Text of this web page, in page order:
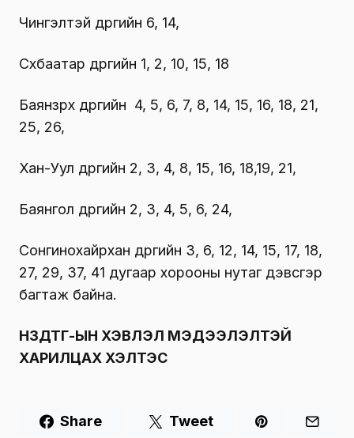
Чингэлтэй дүүргийн 6, 14,
Сүхбаатар дүүргийн 1, 2, 10, 15, 18
Баянзүрх дүүргийн 4, 5, 6, 7, 8, 14, 15, 16, 18, 21,
25, 26,
Хан-Уул дүүргийн 2, 3, 4, 8, 15, 16, 18,19, 21,
Баянгол дүүргийн 2, 3, 4, 5, 6, 24,
Сонгинохайрхан дүүргийн 3, 6, 12, 14, 15, 17, 18,
27, 29, 37, 41 дугаар хорооны нутаг дэвсгэр
багтаж байна.
НЗДТГ-ЫН ХЭВЛЭЛ МЭДЭЭЛЭЛТЭЙ
ХАРИЛЦАХ ХЭЛТЭС
Share Tweet